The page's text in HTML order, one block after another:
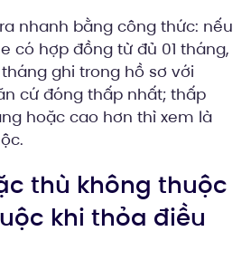
nhanh bằng công thức: nếu
có hợp đồng từ đủ 01 tháng,
ghi trong hồ sơ với
cứ đóng thấp nhất; thấp
hoặc cao hơn thì xem là
thù không thuộc
khi thỏa điều